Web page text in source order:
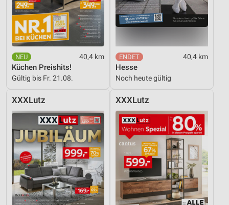
40,4 km
Küchen Preishits!
Gültig bis Fr. 21.08.
40,4 km
Hesse
Noch heute gültig
XXXLutz XXXLutz